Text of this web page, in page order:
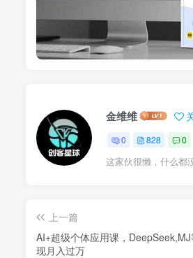
金维维
0 828 0
这家伙很懒，什么都
上一篇
AI+超级个体应用课，
现月入过万